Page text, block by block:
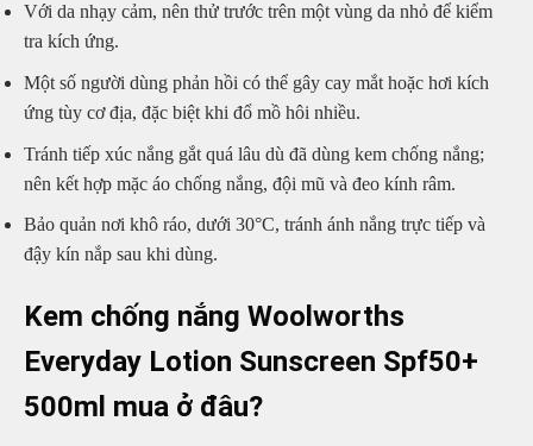
Với da nhạy cảm, nên thử trước trên một vùng da nhỏ để kiểm
tra kích ứng.
Một số người dùng phản hồi có thể gây cay mắt hoặc hơi kích
ứng tùy cơ địa, đặc biệt khi đổ mồ hôi nhiều.
Tránh tiếp xúc nắng gắt quá lâu dù đã dùng kem chống nắng;
nên kết hợp mặc áo chống nắng, đội mũ và đeo kính râm.
Bảo quản nơi khô ráo, dưới 30°C, tránh ánh nắng trực tiếp và
đậy kín nắp sau khi dùng.
Kem chống nắng Woolworths
Everyday Lotion Sunscreen Spf50+
500ml mua ở đâu?